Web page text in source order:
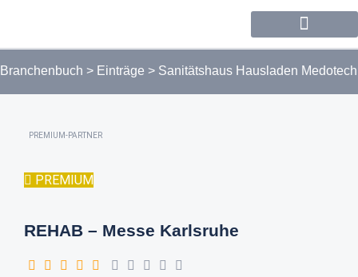
Branchenbuch > Einträge > Sanitätshaus Hausladen Medotech
PREMIUM-PARTNER
PREMIUM
REHAB – Messe Karlsruhe